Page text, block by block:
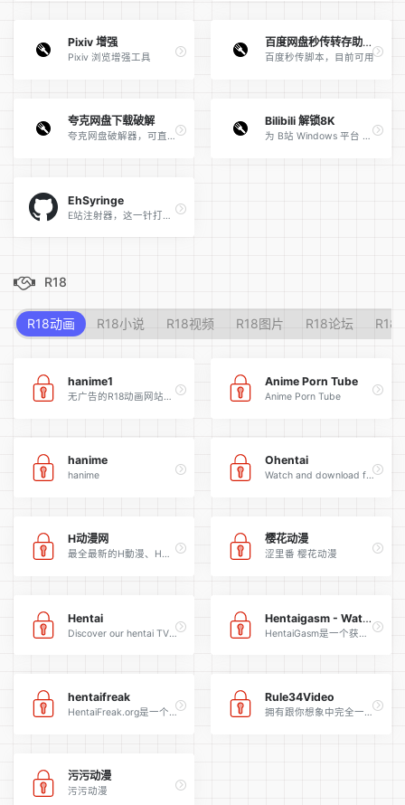
Pixiv 增强
Pixiv 浏览增强工具
百度网盘秒传转存助手 支持PC及移动端 永久无广告绿色版
百度秒传脚本，目前可用
夸克网盘下载破解
夸克网盘破解器，可直接直链下载
Bilibili 解锁8K
为 B站 Windows 平台 解锁杜比全景声 & 8K &开启 HDR &直播画质PRO
EhSyringe
E站注射器，这一针打下去你就会说中文了
R18
R18动画 R18小说 R18视频 R18图片 R18论坛
hanime1
无广告的R18动画网站，旧资源较少，新出的资源较全，站长努力更新资源中
Anime Porn Tube
Anime Porn Tube
hanime
hanime
Ohentai
Watch and download free hd hentai video streams in 720p/1080p quality. This site is mobile compatible and works with iPhone/iPad/Android devices.
H动漫网
最全最新的H動漫、H動畫、裏番、里番，全部免費的線上看成人色情卡通片。
樱花动漫
涩里番 樱花动漫
Hentai
Discover our hentai TV Stream Online and browse the one you like best 【We assure you a high quality erotic experience full of pleasure】
Hentaigasm - Watch Hentai
HentaiGasm是一个获取来自日本的最为重口味的色情动漫视频的一站式商店。在Hentai Gasm上，你可以欣赏数以千计剪辑自你最喜欢的成人动画片的视频片段。
hentaifreak
HentaiFreak.org是一个拥有相当多的日本动画色情作品的网站。
Rule34Video
拥有跟你想象中完全一样的内容：色情同人卡通、淫荡成人动漫，和你见过的最变态的CG色情影片。
污污动漫
污污动漫